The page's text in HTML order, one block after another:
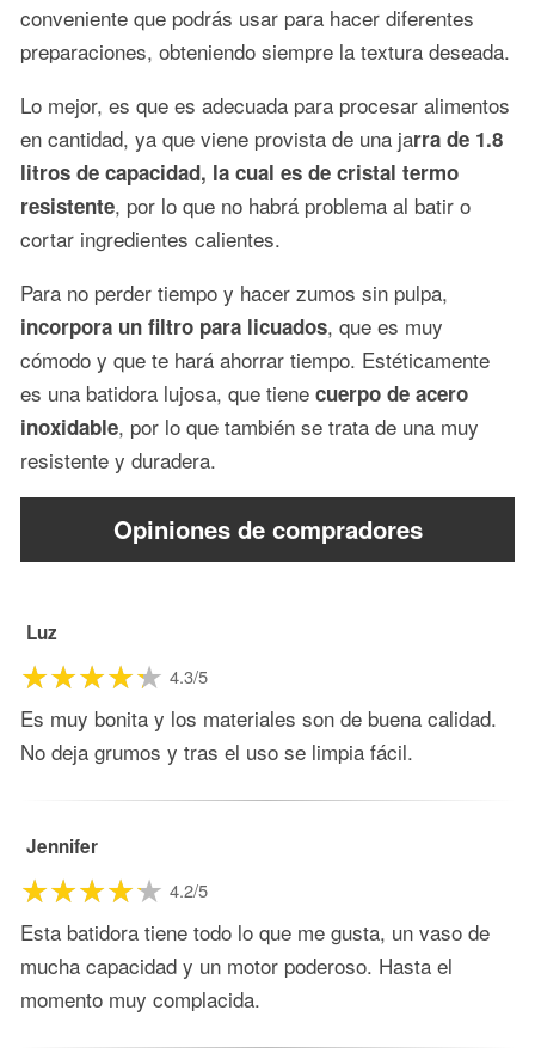
conveniente que podrás usar para hacer diferentes
preparaciones, obteniendo siempre la textura deseada.
Lo mejor, es que es adecuada para procesar alimentos
en cantidad, ya que viene provista de una jarra de 1.8
litros de capacidad, la cual es de cristal termo
resistente, por lo que no habrá problema al batir o
cortar ingredientes calientes.
Para no perder tiempo y hacer zumos sin pulpa,
incorpora un filtro para licuados, que es muy
cómodo y que te hará ahorrar tiempo. Estéticamente
es una batidora lujosa, que tiene cuerpo de acero
inoxidable, por lo que también se trata de una muy
resistente y duradera.
Opiniones de compradores
Luz
4.3/5
Es muy bonita y los materiales son de buena calidad.
No deja grumos y tras el uso se limpia fácil.
Jennifer
4.2/5
Esta batidora tiene todo lo que me gusta, un vaso de
mucha capacidad y un motor poderoso. Hasta el
momento muy complacida.